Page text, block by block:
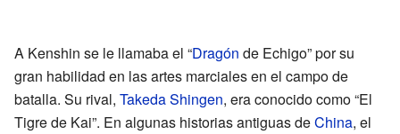
A Kenshin se le llamaba el “Dragón de Echigo” por su
gran habilidad en las artes marciales en el campo de
batalla. Su rival, Takeda Shingen, era conocido como “El
Tigre de Kai”. En algunas historias antiguas deChina, el